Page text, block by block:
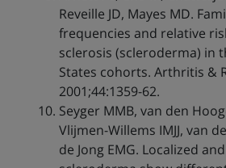
Reveille JD, Mayes MD.
frequencies and relative
sclerosis (scleroderma) in
States cohorts. Arthritis &
2001;44:1359-62.
Seyger MMB, van den
Vlijmen-Willems IMJJ, van
de Jong EMG. Localized